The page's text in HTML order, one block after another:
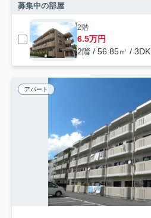
募集中の部屋
2階
6.5万円
2階 / 56.85㎡ / 3DK
アパート